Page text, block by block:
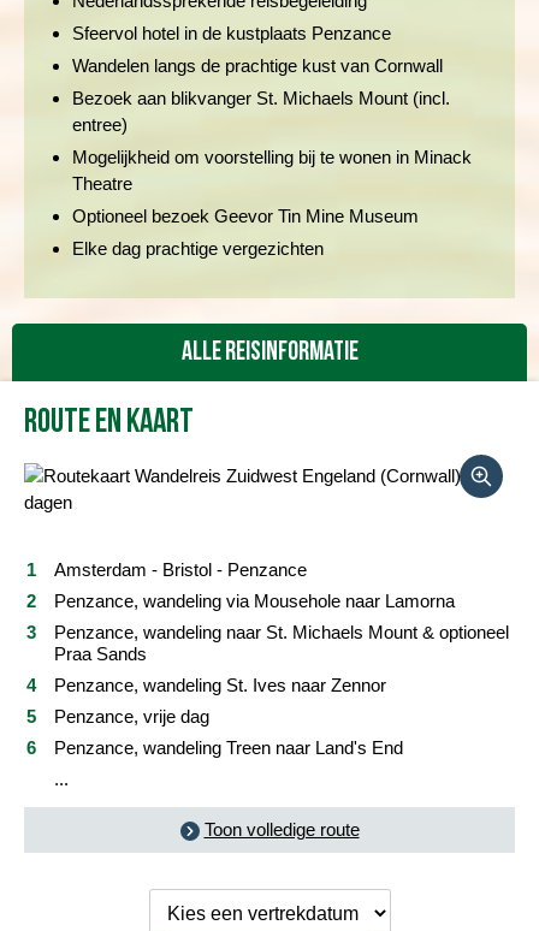
Sfeervol hotel in de kustplaats Penzance
Wandelen langs de prachtige kust van Cornwall
Bezoek aan blikvanger St. Michaels Mount (incl.
entree)
Mogelijkheid om voorstelling bij te wonen in Minack
Theatre
Optioneel bezoek Geevor Tin Mine Museum
Elke dag prachtige vergezichten
Alle reisinformatie
Vertrekdata/prijs
Praktische informatie
Foto's en video
Route en kaart
Amsterdam - Bristol - Penzance
Penzance, wandeling via Mousehole naar Lamorna
Penzance, wandeling naar St. Michaels Mount & optioneel
Praa Sands
Penzance, wandeling St. Ives naar Zennor
Penzance, vrije dag
Penzance, wandeling Treen naar Land's End
...
Toon volledige route